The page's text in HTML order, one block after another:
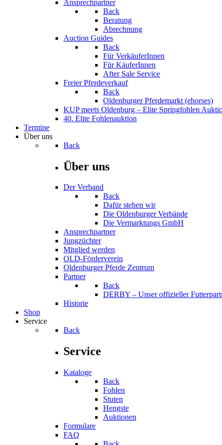
Ansprechpartner
Back
Beratung
Abrechnung
Auction Guides
Back
Für VerkäuferInnen
Für KäuferInnen
After Sale Service
Freier Pferdeverkauf
Back
Oldenburger Pferdemarkt (ehorses)
KUP meets Oldenburg – Elite Springfohlen
40. Elite Fohlenauktion
Termine
Über uns
Back
Über uns
Der Verband
Back
Dafür stehen wir
Die Oldenburger Verbände
Die Vermarktungs GmbH
Ansprechpartner
Jungzüchter
Mitglied werden
OLD-Förderverein
Oldenburger Pferde Zentrum
Partner
Back
DERBY – Unser offizieller
Historie
Shop
Service
Back
Service
Kataloge
Back
Fohlen
Stuten
Hengste
Auktionen
Formulare
FAQ